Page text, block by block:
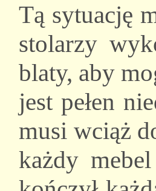
Tą sytuację
stolarzy
blaty, aby
jest pełen
musi wciąż
każdy